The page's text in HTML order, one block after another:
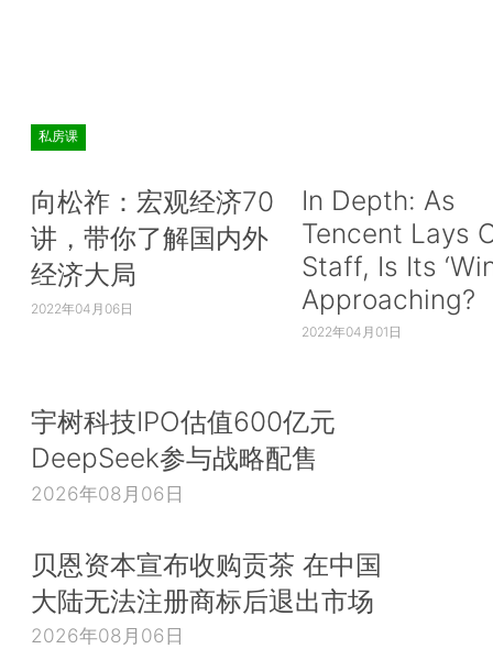
私房课
向松祚：宏观经济70
讲，带你了解国内外
经济大局
2022年04月06日
In Depth: As
Tencent Lays
Staff, Is Its
Approaching?
2022年04月01日
宇树科技IPO估值600亿元
DeepSeek参与战略配售
2026年08月06日
贝恩资本宣布收购贡茶 在中国
大陆无法注册商标后退出市场
2026年08月06日